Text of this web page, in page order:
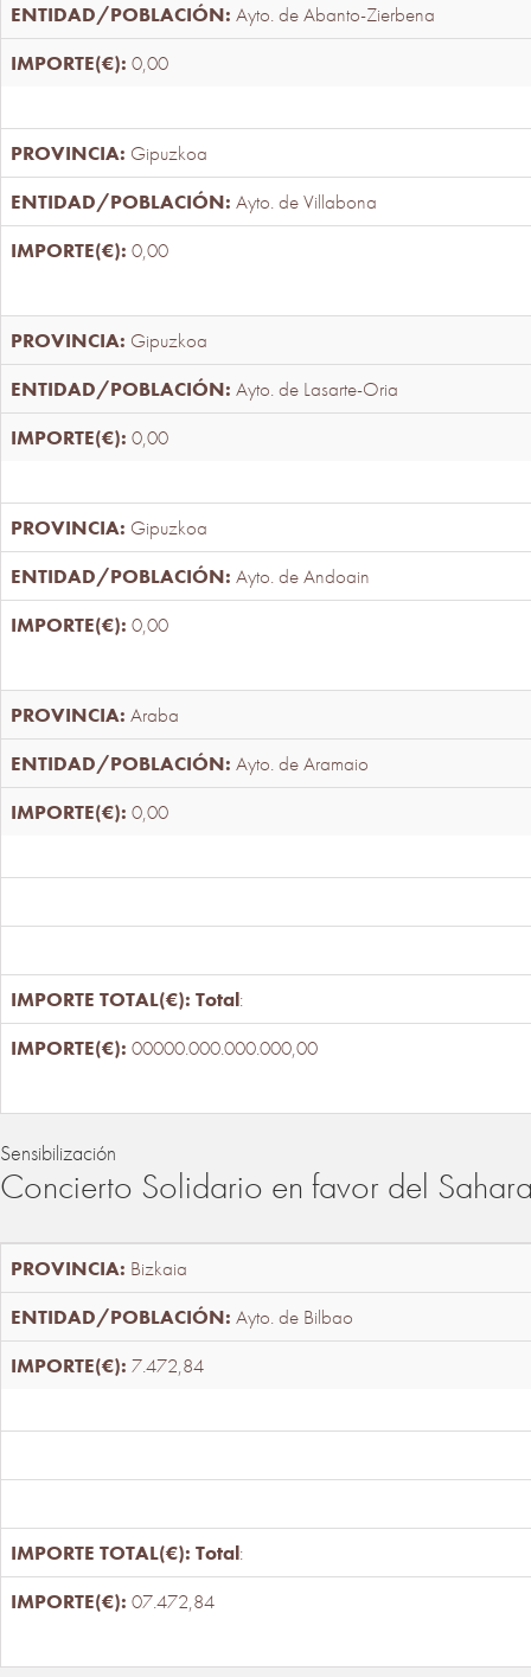
Ayto. de Abanto-Zierbena
0,00
Gipuzkoa
Ayto. de Villabona
0,00
Gipuzkoa
Ayto. de Lasarte-Oria
0,00
Gipuzkoa
Ayto. de Andoain
0,00
Araba
Ayto. de Aramaio
0,00
Total:
00000.000.000.000,00
Sensibilización
Concierto Solidario en favor del
Bizkaia
Ayto. de Bilbao
7.472,84
Total:
07.472,84